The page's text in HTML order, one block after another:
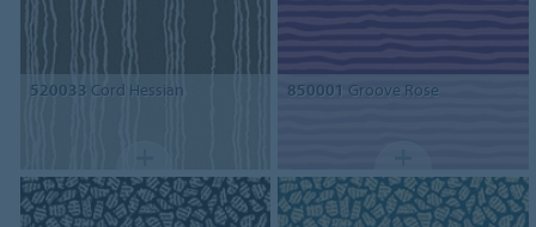
520033 Cord Hessian 850001 Groove Rose